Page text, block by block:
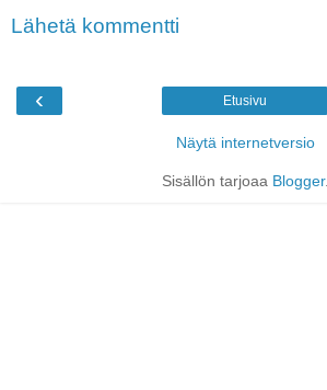
Lähetä kommentti
‹ Etusivu
Näytä internetversio
Sisällön tarjoaa Blogger.